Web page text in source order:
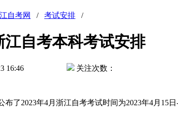
自考网 / 考试安排 /
江自考本科考试安排
16:46 关注次数：
布了2023年4月浙江自考考试时间为2023年4月15